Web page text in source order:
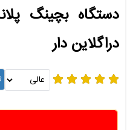
دستگاه بچینگ
دراگلاین دار